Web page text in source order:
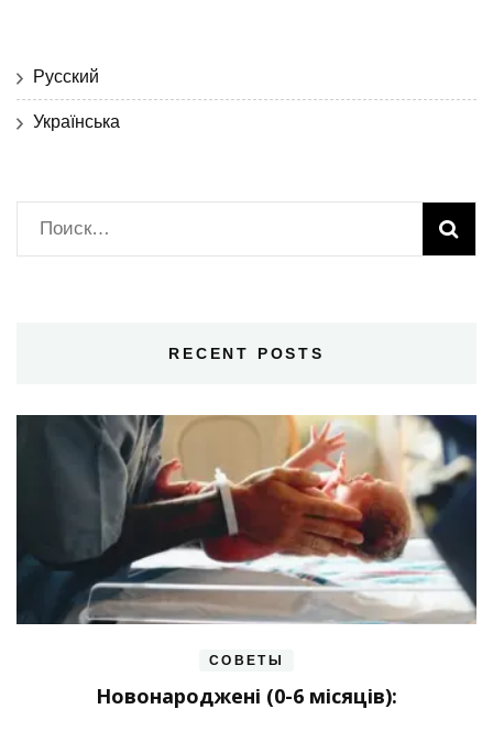
Русский
Українська
Найти:
RECENT POSTS
СОВЕТЫ
Новонароджені (0-6 місяців):